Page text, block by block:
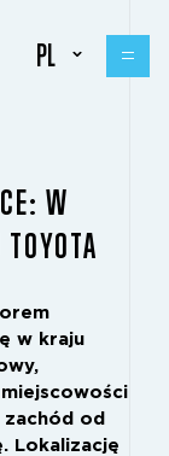
PL
W
w kraju
od
Lokalizację